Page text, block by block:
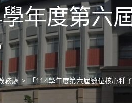
年度第六
務處 > 「114學年度第六屆數位核心種